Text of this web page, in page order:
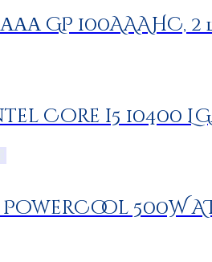
ААА GP 100AAAHC, 2
Core i5 10400
PowerCool 500W